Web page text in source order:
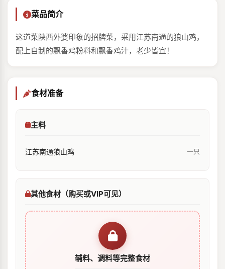
菜品简介
这道菜陕西外婆印象的招牌菜，采用江苏南通的狼山鸡，
配上自制的飘香鸡粉料和飘香鸡汁，老少皆宜！
食材准备
主料
江苏南通狼山鸡 一只
其他食材（购买或VIP可见）
辅料、调料等完整食材